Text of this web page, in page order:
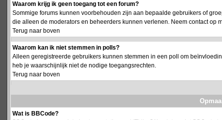
Waarom krijg ik geen toegang tot een forum?
Sommige forums kunnen voorbehouden zijn aan bepaalde gebruikers of
die alleen de moderators en beheerders kunnen verlenen. Neem contact op
Terug naar boven
Waarom kan ik niet stemmen in polls?
Alleen geregistreerde gebruikers kunnen stemmen in een poll om
heb je waarschijnlijk niet de nodige toegangsrechten.
Terug naar boven
Wat is BBCode?